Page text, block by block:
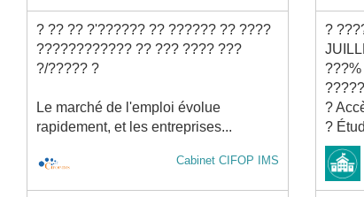
? ?? ?? ?'?????? ?? ?????? ?? ????
???????????? ?? ??? ???? ???
?/????? ?
Le marché de l'emploi évolue
rapidement, et les entreprises...
Cabinet CIFOP IMS
?
???%
?
?